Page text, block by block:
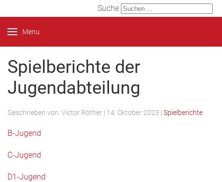
Suche
Menu
Spielberichte der
Jugendabteilung
Geschrieben von: Victor Röther | 14. Oktober 2023 | Spielberichte
B-Jugend
C-Jugend
D1-Jugend